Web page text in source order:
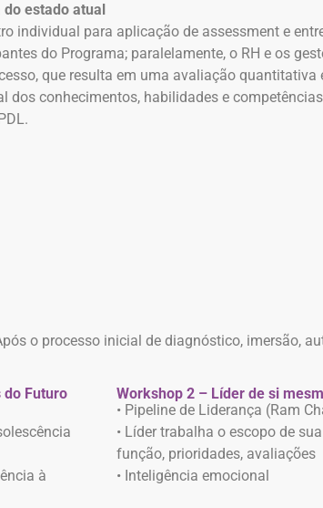
estado atual
individual para aplicação de assessment e
do Programa; paralelamente, o RH e os
que resulta em uma avaliação quantitativa
dos conhecimentos, habilidades e
o processo inicial de diagnóstico, imersão,
do Futuro
à
Workshop 2 – Líder de si
• Pipeline de Liderança (Ram
• Líder trabalha o escopo de sua
função, prioridades, avaliações
• Inteligência emocional